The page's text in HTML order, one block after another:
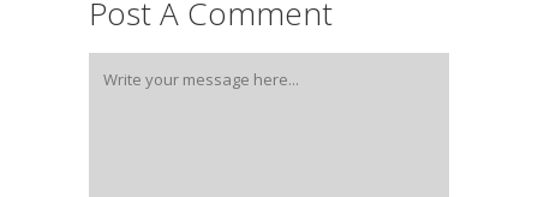
Post A Comment